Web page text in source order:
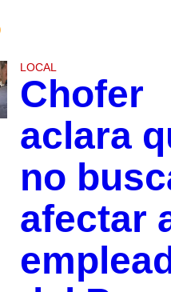
LOCAL
Chofer
aclara
no
afectar